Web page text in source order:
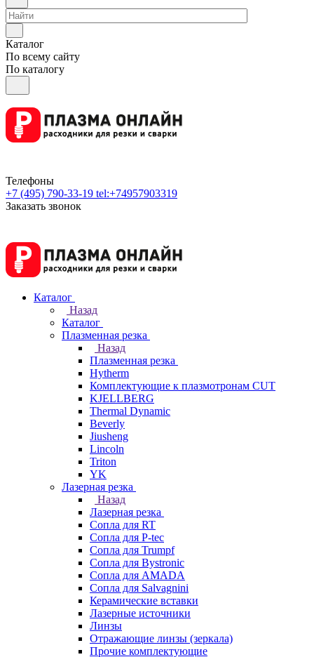
Каталог
По всему сайту
По каталогу
Телефоны
+7 (495) 790-33-19 tel:+74957903319
Заказать звонок
Каталог
Назад
Каталог
Плазменная резка
Назад
Плазменная резка
Hytherm
Комплектующие к плазмотронам CUT
KJELLBERG
Thermal Dynamic
Beverly
Jiusheng
Lincoln
Triton
YK
Лазерная резка
Назад
Лазерная резка
Сопла для RT
Сопла для P-tec
Сопла для Trumpf
Сопла для Bystronic
Сопла для AMADA
Сопла для Salvagnini
Керамические вставки
Лазерные источники
Линзы
Отражающие линзы (зеркала)
Прочие комплектующие